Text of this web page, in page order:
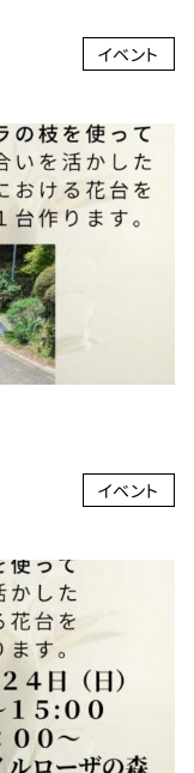
イベント
イベント